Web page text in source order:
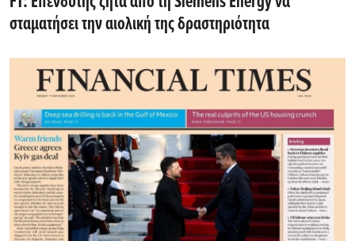
σταματήσει την αιολική της δραστηριότητα